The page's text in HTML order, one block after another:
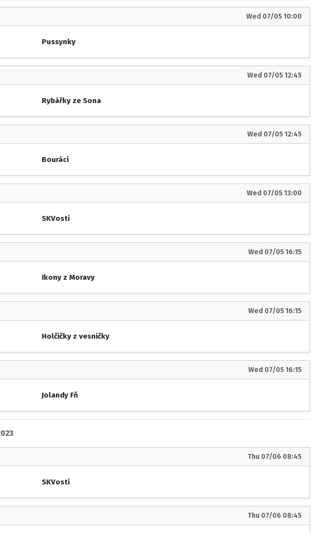
Wed 07/05 10:00
Pussynky
Wed 07/05 12:45
Rybářky ze Sona
Wed 07/05 12:45
Bouráci
Wed 07/05 13:00
SKVosti
Wed 07/05 16:15
Ikony z Moravy
Wed 07/05 16:15
Holčičky z vesničky
Wed 07/05 16:15
Jolandy Fň
Thu 07/06 08:45
SKVosti
Thu 07/06 08:45